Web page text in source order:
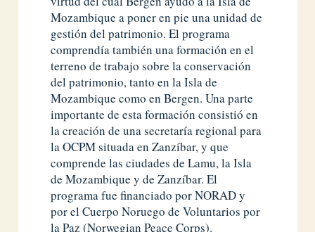
Mozambique a poner en pie una unidad de
gestión del patrimonio. El programa
comprendía también una formación en el
terreno de trabajo sobre la conservación
del patrimonio, tanto en la Isla de
Mozambique como en Bergen. Una parte
importante de esta formación consistió en
la creación de una secretaría regional para
la OCPM situada en Zanzíbar, y que
comprende las ciudades de Lamu, la Isla
de Mozambique y de Zanzíbar. El
programa fue financiado por NORAD y
por el Cuerpo Noruego de Voluntarios por
la Paz (Norwegian Peace Corps).